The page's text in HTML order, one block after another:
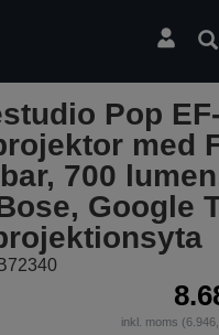
Sök
Pop
med
700
Google
inkl. moms